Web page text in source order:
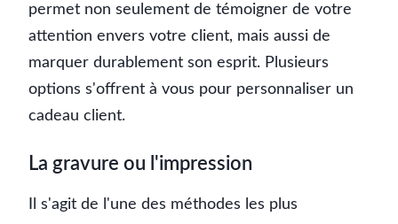
permet non seulement de témoigner de votre
attention envers votre client, mais aussi de
marquer durablement son esprit. Plusieurs
options s'offrent à vous pour personnaliser un
cadeau client.
La gravure ou l'impression
Il s'agit de l'une des méthodes les plus